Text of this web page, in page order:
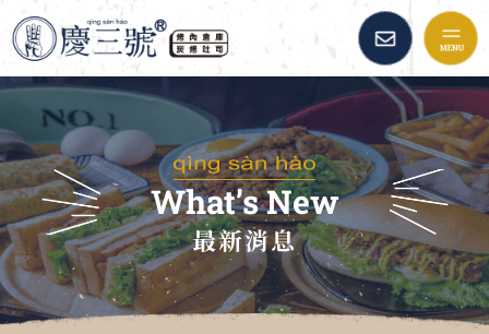
慶三號倉庫烤肉早午餐::
品牌故事
最新消息
美味餐點
What’s New
最新消息